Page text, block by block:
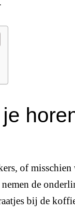
of
de
bij de